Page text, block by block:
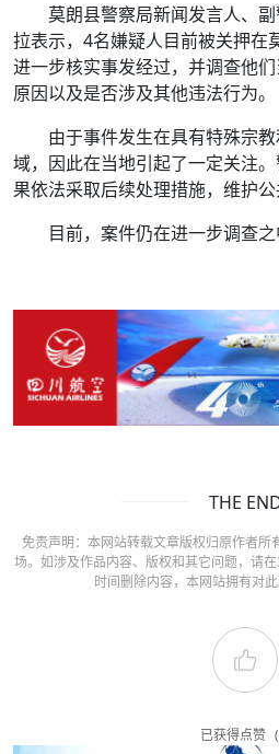
莫朗县警察局新闻发言人、
拉表示，4名嫌疑人目前被关押在
进一步核实事发经过，并调查他
原因以及是否涉及其他违法行为。
由于事件发生在具有特殊宗
域，因此在当地引起了一定关注
果依法采取后续处理措施，维护公
目前，案件仍在进一步调查之
THE
免责声明：本网站转载文章版权归原作者
场。如涉及作品内容、版权和其它问题，请
时间删除内容，本网站拥有对此
已获得点赞